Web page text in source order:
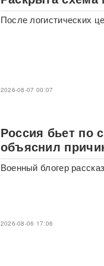
После логистических
2026-08-07 00:07
Россия бьет по
объяснил
Военный блогер
2026-08-06 17:06